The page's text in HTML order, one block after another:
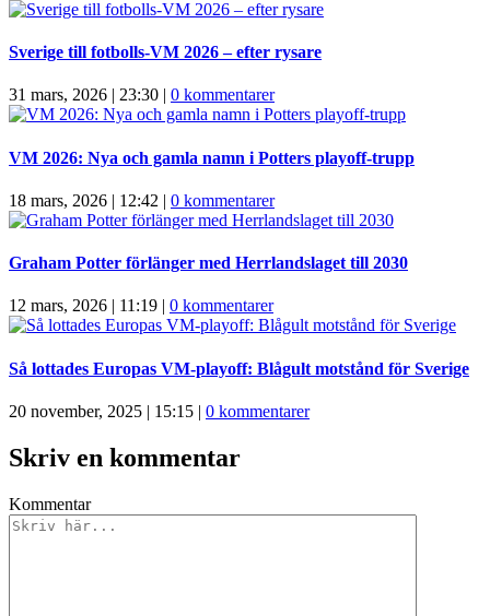
Sverige till fotbolls-VM 2026 – efter rysare
31 mars, 2026 | 23:30 | 0 kommentarer
VM 2026: Nya och gamla namn i Potters playoff-trupp
18 mars, 2026 | 12:42 | 0 kommentarer
Graham Potter förlänger med Herrlandslaget till 2030
12 mars, 2026 | 11:19 0 kommentarer
Så lottades Europas VM-playoff: Blågult motstånd för Sverige
20 november, 2025 | 15:15 | 0 kommentarer
Skriv en kommentar
Kommentar